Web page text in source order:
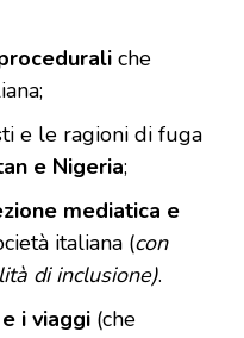
che
e le ragioni di fuga
e Nigeria;
mediatica e
italiana (con
di inclusione).
i viaggi (che